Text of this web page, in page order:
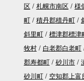
区
札幌市南区 様
町
積丹郡積丹町
斜里町
標津郡標津
牧村
白老郡白老町
郡寿都町
砂川市
砂川町
空知郡上富